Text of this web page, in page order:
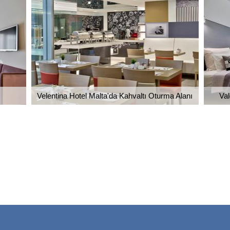
Velentina Hotel Malta'da Kahvaltı Oturma Alanı